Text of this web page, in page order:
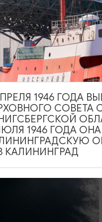
портрет в
«Янтарь-холл»
1946 ГОДА
СОВЕТА
1946 ГОДА
КАЛИНИНГРАД